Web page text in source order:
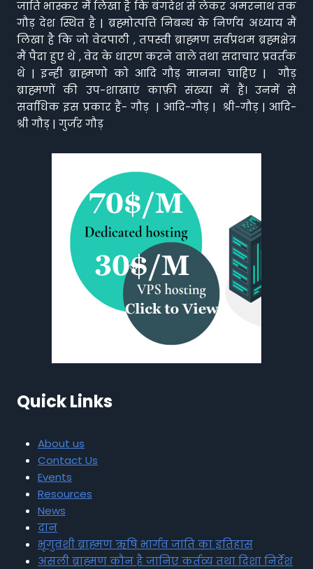
जाति भास्कर मैं लिखा है कि बंगदेश से लेकर अमरनाथ तक
गौड़ देश स्थित है | ब्रह्मोत्पत्ति निबन्ध के निर्णय अध्याय मैं
लिखा है कि जो वेदपाठी , तपस्वी ब्राह्मण सर्वप्रथम ब्रह्मक्षेत्र
मैं पैदा हुए थे , वेद के धारण करने वाले तथा सदाचार प्रवर्तक
थे | इन्ही ब्राह्मणो को आदि गौड़ मानना चाहिए | गौड़
ब्राह्मणों की उप-शाखाएं काफ़ी संख्या में हैं। उनमें से
सर्वाधिक इस प्रकार हैं- गौड़ | आदि-गौड़ | श्री-गौड़ | आदि-
श्री गौड़ | गुर्जर गौड़
Quick Links
About us
Contact Us
Events
Resources
News
दान
भृगुवंशी ब्राह्मण ऋषि भार्गव जाति का इतिहास
असली ब्राह्मण कौन है जानिए कर्तव्य तथा दिशा निर्देश